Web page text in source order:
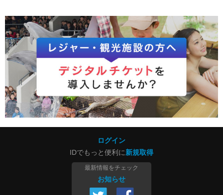
ログイン
IDでもっと便利に新規取得
最新情報をチェック
お知らせ